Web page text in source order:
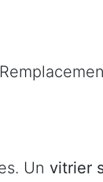
Un vitrier